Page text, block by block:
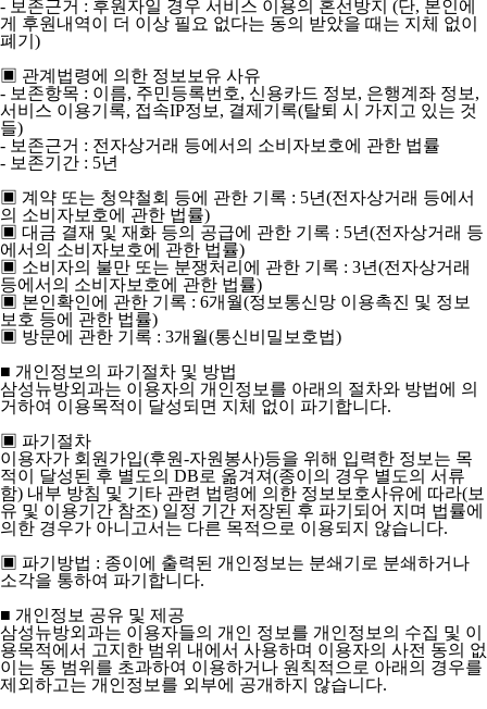
- 보존근거 : 후원자일 경우 서비스 이용의 혼선방지 (단, 본인에
게 후원내역이 더 이상 필요 없다는 동의 받았을 때는 지체 없이
폐기)
▣ 관계법령에 의한 정보보유 사유
- 보존항목 : 이름, 주민등록번호, 신용카드 정보, 은행계좌 정보,
서비스 이용기록, 접속IP정보, 결제기록(탈퇴 시 가지고 있는 것
들)
- 보존근거 : 전자상거래 등에서의 소비자보호에 관한 법률
- 보존기간 : 5년
▣ 계약 또는 청약철회 등에 관한 기록 : 5년(전자상거래 등에서
의 소비자보호에 관한 법률)
▣ 대금 결재 및 재화 등의 공급에 관한 기록 : 5년(전자상거래 등
에서의 소비자보호에 관한 법률)
▣ 소비자의 불만 또는 분쟁처리에 관한 기록 : 3년(전자상거래
등에서의 소비자보호에 관한 법률)
▣ 본인확인에 관한 기록 : 6개월(정보통신망 이용촉진 및 정보
보호 등에 관한 법률)
▣ 방문에 관한 기록 : 3개월(통신비밀보호법)
■ 개인정보의 파기절차 및 방법
삼성뉴방외과는 이용자의 개인정보를 아래의 절차와 방법에 의
거하여 이용목적이 달성되면 지체 없이 파기합니다.
▣ 파기절차
이용자가 회원가입(후원-자원봉사)등을 위해 입력한 정보는 목
적이 달성된 후 별도의 DB로 옮겨져(종이의 경우 별도의 서류
함) 내부 방침 및 기타 관련 법령에 의한 정보보호사유에 따라(보
유 및 이용기간 참조) 일정 기간 저장된 후 파기되어 지며 법률에
의한 경우가 아니고서는 다른 목적으로 이용되지 않습니다.
▣ 파기방법 : 종이에 출력된 개인정보는 분쇄기로 분쇄하거나
소각을 통하여 파기합니다.
■ 개인정보 공유 및 제공
삼성뉴방외과는 이용자들의 개인 정보를 개인정보의 수집 및 이
용목적에서 고지한 범위 내에서 사용하며 이용자의 사전 동의 없
이는 동 범위를 초과하여 이용하거나 원칙적으로 아래의 경우를
제외하고는 개인정보를 외부에 공개하지 않습니다.